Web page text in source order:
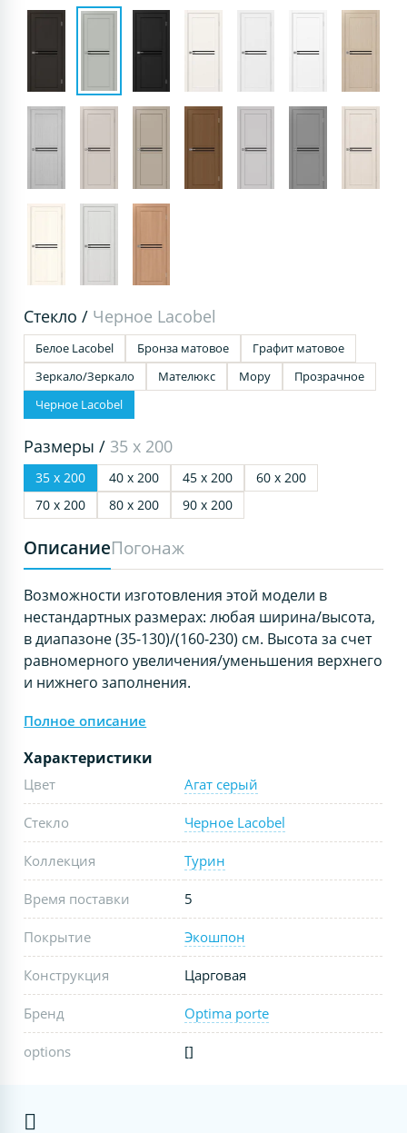
Стекло / Черное Lacobel
Белое Lacobel Бронза матовое
Графит матовое
Зеркало/Зеркало
Мателюкс Мору
Прозрачное
Черное Lacobel
Размеры / 35 х 200
35 х 200 40 х 200 45 х 200
60 х 200
70 х 200
80 х 200 90 х 200
ОписаниеПогонаж
Возможности изготовления этой модели в
нестандартных размерах: любая ширина/высота,
в диапазоне (35-130)/(160-230) см. Высота за счет
равномерного увеличения/уменьшения верхнего
и нижнего заполнения.
Полное описание
Характеристики
Цвет Агат серый
Стекло Черное Lacobel
Коллекция Турин
Время поставки 5
Покрытие Экошпон
Конструкция Царговая
Бренд Optima porte
options []